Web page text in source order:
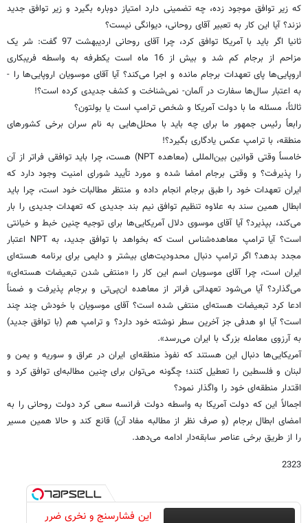
که زیر توافق موجود زده، چه تضمینی دارد امتیاز دوباره بگیرد و زیر توافق جدید
نزند؟ آیا این کار به تعبیر آقای روحانی، دیوانگی نیست؟
ثانیا اگر باید با آمریکا توافق کرد، چرا آقای روحانی اردیبهشت 97 گفت: شر یک
مزاحم از برجام کم شد و بیش از 16 ماه است یکطرفه به واسطه فریبکاری
اروپایی‌ها پای تعهدات برجام مانده و اجرا می‌کند؟ آیا آقای موسویان اروپایی‌ها را -
به اعتبار سال‌ها سفارت در آلمان- نمی‌شناخت و کشف جدیدی کرده است؟!
ثالثاً، مسئله ما با دولت آمریکا و شخص ترامپ است یا بولتون؟
رابعاً رئیس جمهور ما برای چه باید با محلل‌هایی به نام سران برخی کشورهای
منطقه‌، با ترامپ عکس یادگاری بگیرد؟!
خامساً وقتی قوانین بین‌المللی (معاهده NPT) هست، چرا باید توافقی فراتر از آن
را پذیرفت؟ و وقتی برجام امضا شده و مورد تأیید شورای امنیت وجود دارد که
ایران تعهدات خود را طبق برجام انجام داده و منتظر مطالبات خود است، چرا باید
ابطال همین سند به علاوه تنظیم توافق نیم بند جدیدی که تعهدات جدیدی را بار
می‌کند، بپذیرد؟ آیا آقای موسوی دلال آمریکایی‌ها برای توجیه چنین خبط و خیانتی
است؟ آیا ترامپ معاهده‌شناس است که بخواهد با توافق جدید، به NPT اعتبار
مجدد بدهد؟ اگر ترامپ دنبال محدودیت‌های بیشتر و دایمی برای برنامه هسته‌ای
ایران است، چرا آقای موسویان اسم این کار را «منتفی شدن تبعیضات هسته‌ای»
می‌گذارد؟ آیا می‌شود تعهداتی فراتر از معاهده ان‌پی‌تی و برجام پذیرفت و ضمناً
ادعا کرد تبعیضات هسته‌ای منتفی شده است؟ آقای موسویان با خودش چند چند
است؟ آیا او هدفی جز آخرین سطر نوشته خود دارد؟ و ترامپ هم (با توافق جدید)
به آرزوی معامله بزرگ با ایران می‌رسد».
آمریکایی‌ها دنبال این هستند که نفوذ منطقه‌ای ایران در عراق و سوریه و یمن و
لبنان و فلسطین را تعطیل کنند؛ چگونه می‌توان برای چنین مطالبه‌ای توافق کرد و
اقتدار منطقه‌ای خود را واگذار نمود؟
اجمالاً این که دولت آمریکا به واسطه دولت فرانسه سعی کرد دولت روحانی را به
امضای ابطال برجام (و صرف نظر از مطالبه مفاد آن) قانع کند و حالا همین مسیر
را از طریق برخی عناصر سابقه‌دار ادامه می‌دهد.
2323
این فشارسنج و نخری ضرر